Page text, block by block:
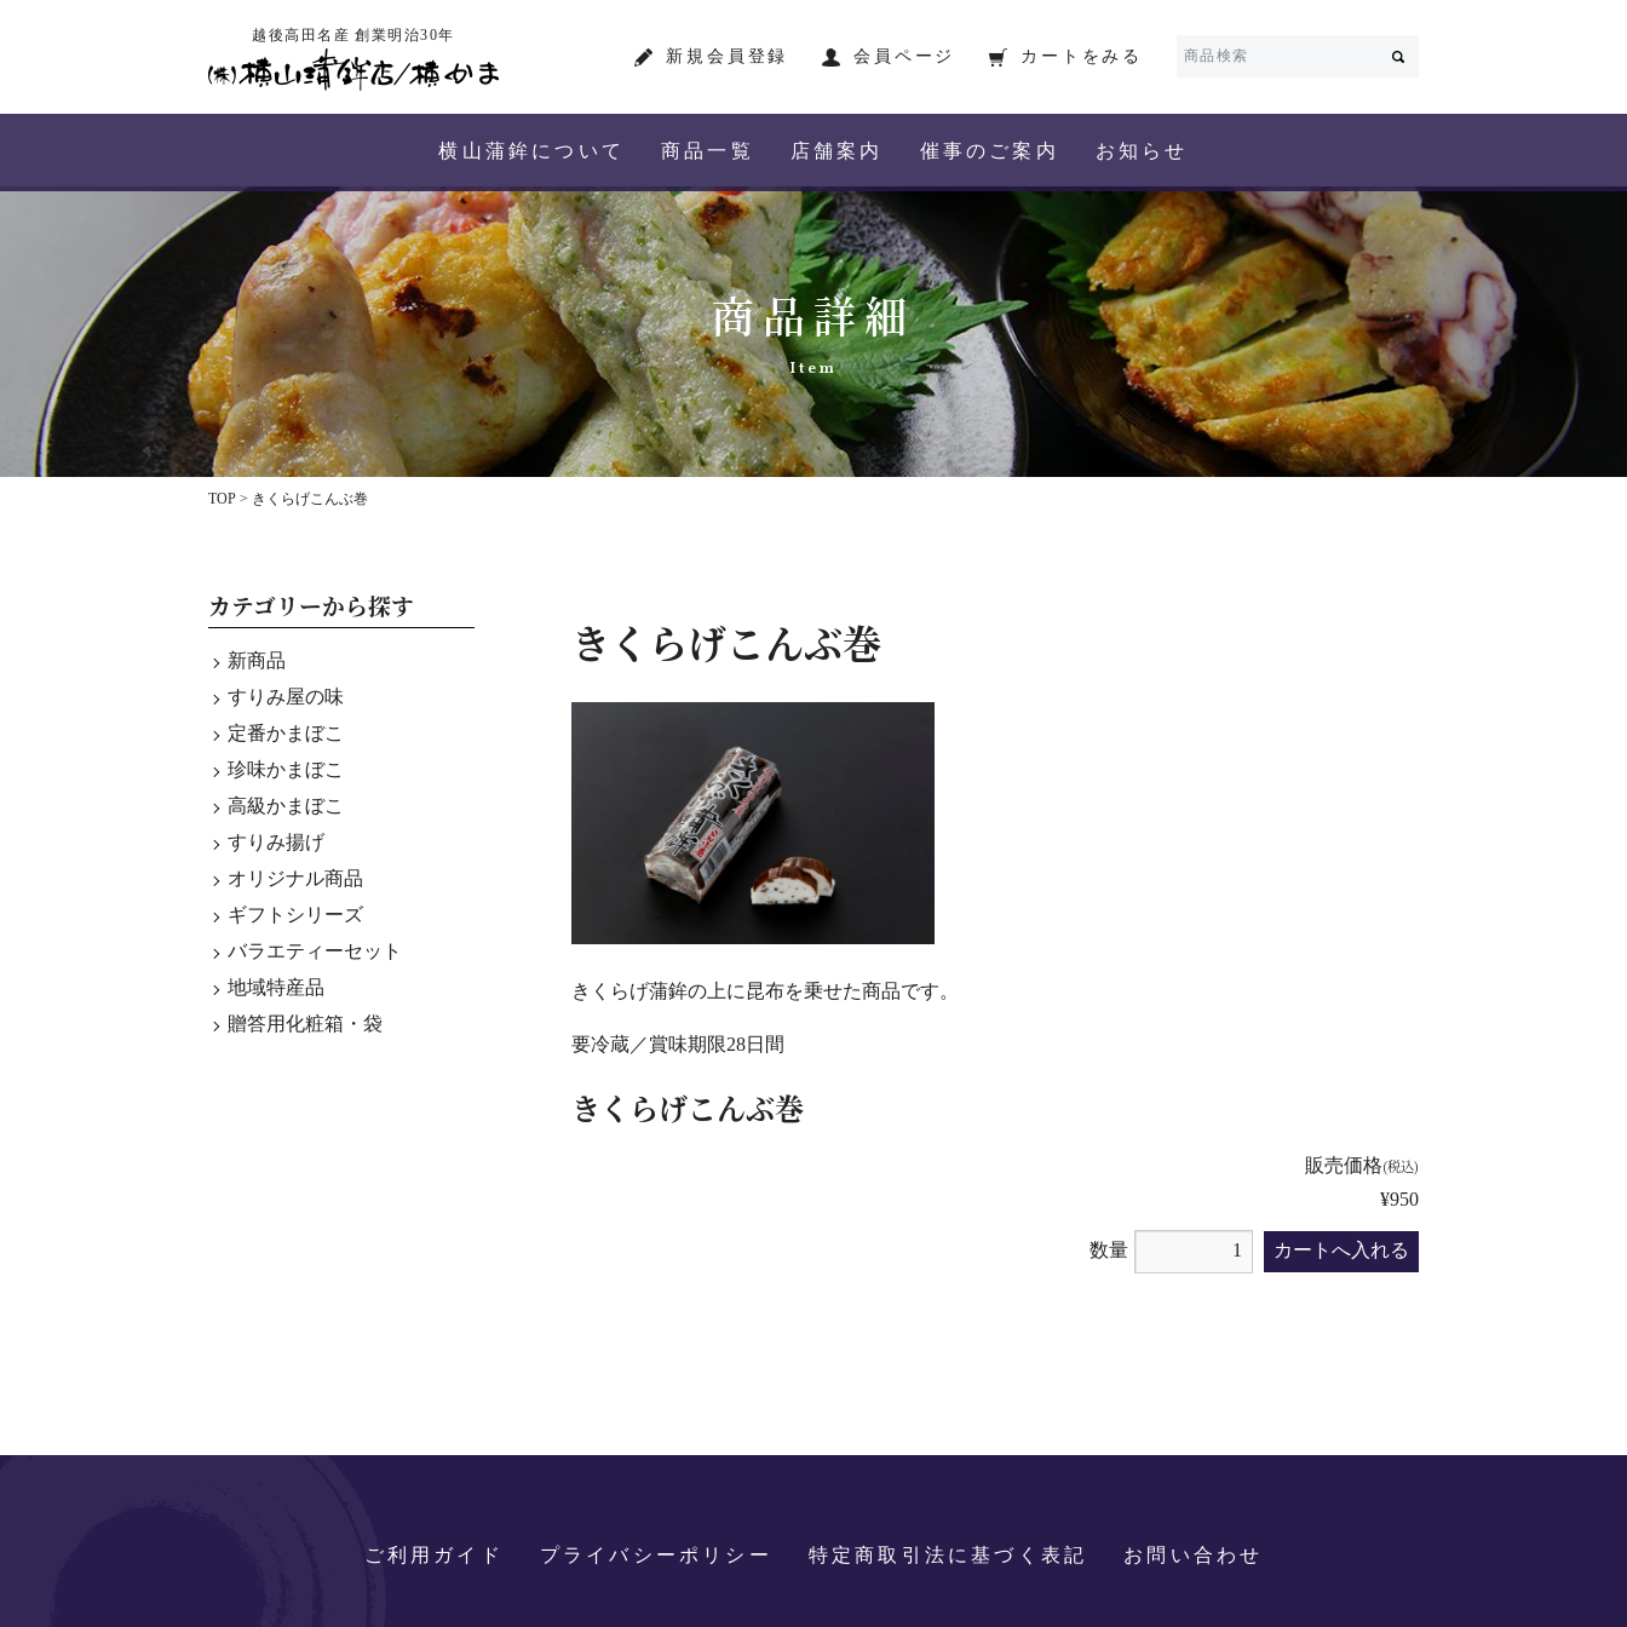
越後高田名産 創業明治30年
新規会員登録 会員ページ カートをみる
横山蒲鉾について 商品一覧 店舗案内 催事のご案内 お知らせ
商品詳細
Item
TOP > きくらげこんぶ巻
きくらげこんぶ巻
きくらげ蒲鉾の上に昆布を乗せた商品です。
要冷蔵／賞味期限28日間
きくらげこんぶ巻
販売価格(税込)
¥950
数量
カテゴリーから探す
新商品
すりみ屋の味
定番かまぼこ
珍味かまぼこ
高級かまぼこ
すりみ揚げ
オリジナル商品
ギフトシリーズ
バラエティーセット
地域特産品
贈答用化粧箱・袋
ご利用ガイド プライバシーポリシー 特定商取引法に基づく表記 お問い合わせ